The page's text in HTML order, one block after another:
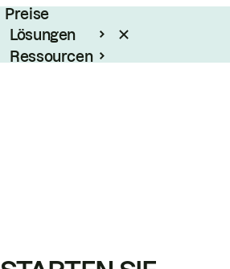
Preise
Lösungen
Ressourcen